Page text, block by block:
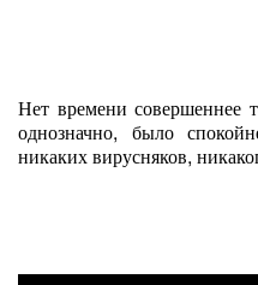
Нет времени совершеннее
однозначно, было
никаких вирусняков,